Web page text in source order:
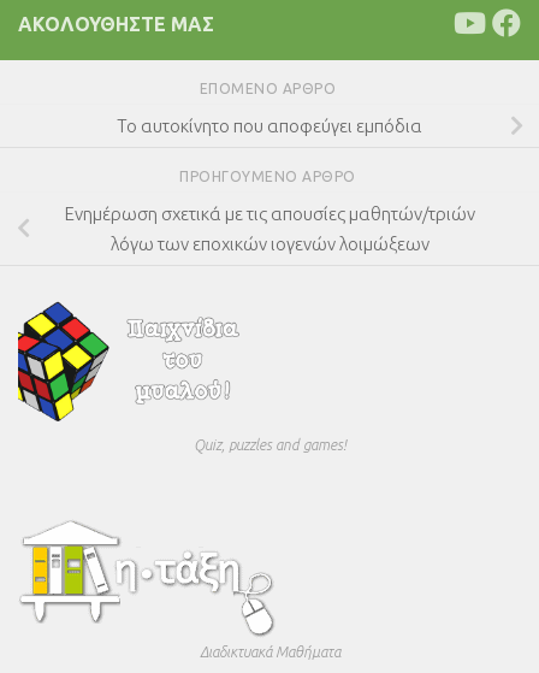
ΑΚΟΛΟΥΘΉΣΤΕ ΜΑΣ
ΕΠΌΜΕΝΟ ΆΡΘΡΟ
Το αυτοκίνητο που αποφεύγει εμπόδια
ΠΡΟΗΓΟΎΜΕΝΟ ΆΡΘΡΟ
Ενημέρωση σχετικά με τις απουσίες μαθητών/τριών
λόγω των εποχικών ιογενών λοιμώξεων
Quiz, puzzles and games!
Διαδικτυακά Μαθήματα